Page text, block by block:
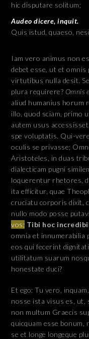
hic disputare solitum;
Audeo dicere, inquit.
Quis istud, quaeso,
Iam vero animus non
debet esse, ut et
virtutibus nulla desit.
plura requirere? Omnis
aliud humanius horum
illo, quod sciam, primo
autem usus
spe voluptatis. Qui-
oculis se privasse;
Aristoteles, in duas
dialecticam pugni
loquerentur rhetores,
ita efficitur, quae
cruciatu corporis dixit,
nullo modo posse
vos; Tibi hoc
omnia et innumerabilia
eos qui fecerint
utilitatum suarum
honestate duci?
Et ego: Tu vero,
nosse ista visus es, ut,
non multum Graecis
quicquam esse
se et longe longeque